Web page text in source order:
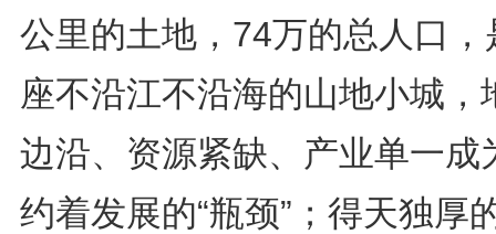
公里的土地，74万的总人口，
座不沿江不沿海的山地小城，
边沿、资源紧缺、产业单一成
约着发展的“瓶颈”；得天独厚